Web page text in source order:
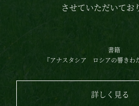
させていただいてお
書籍
『アナスタシア
ロシアの響きわ
詳しく見る